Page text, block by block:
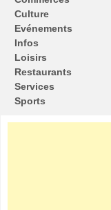
Culture
Evénements
Infos
Loisirs
Restaurants
Services
Sports